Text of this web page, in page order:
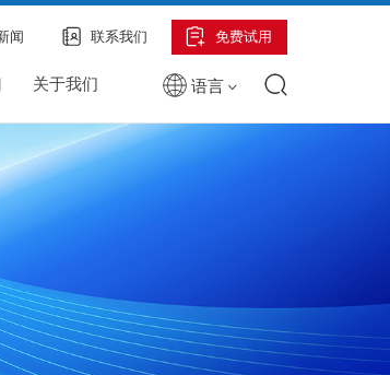
闻 联系我们 免费试用
关于我们 语言